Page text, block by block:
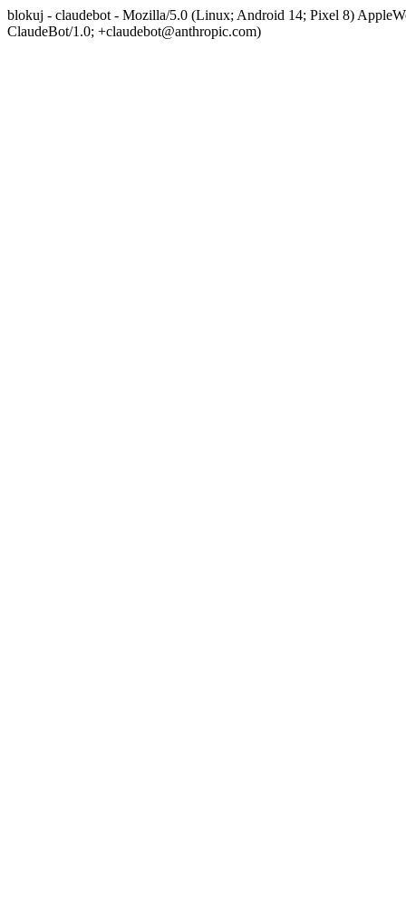
blokuj - claudebot - Mozilla/5.0 (Linux; Android 14; Pixel 8)
ClaudeBot/1.0; +claudebot@anthropic.com)